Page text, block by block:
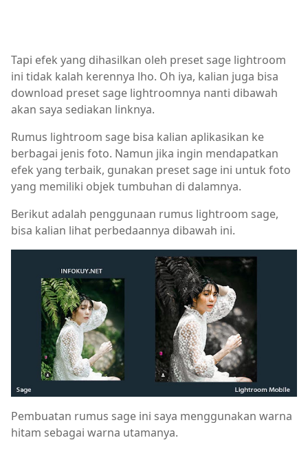
Tapi efek yang dihasilkan oleh preset sage lightroom
ini tidak kalah kerennya lho. Oh iya, kalian juga bisa
download preset sage lightroomnya nanti dibawah
akan saya sediakan linknya.
Rumus lightroom sage bisa kalian aplikasikan ke
berbagai jenis foto. Namun jika ingin mendapatkan
efek yang terbaik, gunakan preset sage ini untuk foto
yang memiliki objek tumbuhan di dalamnya.
Berikut adalah penggunaan rumus lightroom sage,
bisa kalian lihat perbedaannya dibawah ini.
Pembuatan rumus sage ini saya menggunakan warna
hitam sebagai warna utamanya.